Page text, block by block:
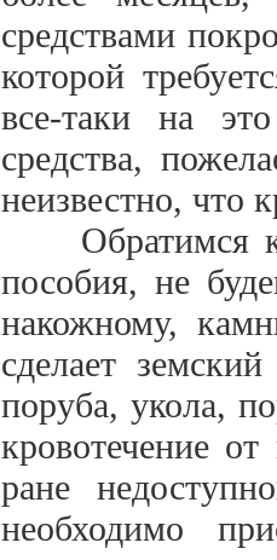
средствами
которой
все-таки на
средства,
неизвестно, что
Обратимся к
пособия, не
накожному,
сделает
поруба, укола,
кровотечение
ране
необходимо